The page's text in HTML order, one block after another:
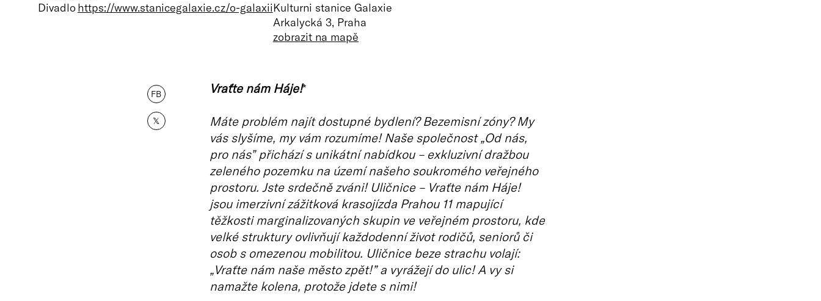
Divadlo https://www.stanicegalaxie.cz/o-galaxiiKulturni stanice Galaxie
Arkalycká 3, Praha
zobrazit na mapě
FB
𝕏
Vraťte nám Háje!*
Máte problém najít dostupné bydlení? Bezemisní zóny? My
vás slyšíme, my vám rozumíme! Naše společnost „Od nás,
pro nás” přichází s unikátní nabídkou – exkluzivní dražbou
zeleného pozemku na území našeho soukromého veřejného
prostoru. Jste srdečně zváni! Uličnice – Vraťte nám Háje!
jsou imerzivní zážitková krasojízda Prahou 11 mapující
těžkosti marginalizovaných skupin ve veřejném prostoru, kde
velké struktury ovlivňují každodenní život rodičů, seniorů či
osob s omezenou mobilitou. Uličnice beze strachu volají:
„Vraťte nám naše město zpět!” a vyrážejí do ulic! A vy si
namažte kolena, protože jdete s nimi!